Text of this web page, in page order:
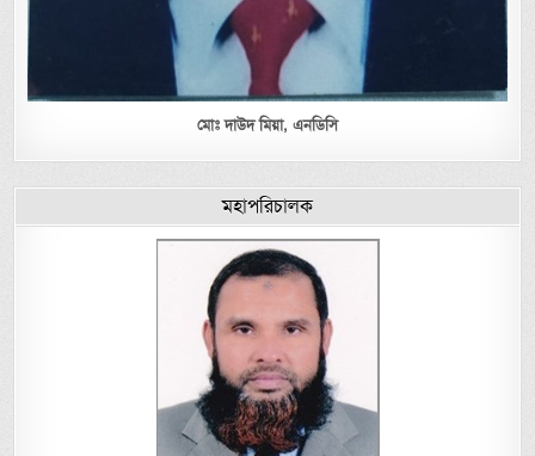
মোঃ দাউদ মিয়া, এনডিসি
মহাপরিচালক